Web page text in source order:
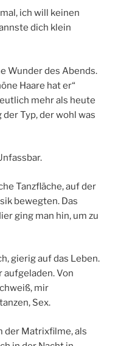
ich will keinen
dich klein
Wunder des Abends.
Haare hat er“
mehr als heute
Typ, der wohl was
Tanzfläche, auf der
bewegten. Das
ging man hin, um zu
gierig auf das Leben.
aufgeladen. Von
mir
Sex.
der Matrixfilme, als